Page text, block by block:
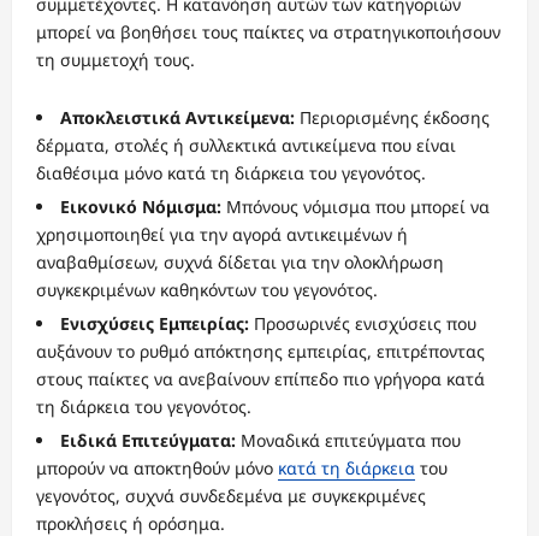
μπορεί να βοηθήσει τους παίκτες να στρατηγικοποιήσουν
τη συμμετοχή τους.
Αποκλειστικά Αντικείμενα: Περιορισμένης έκδοσης
δέρματα, στολές ή συλλεκτικά αντικείμενα που είναι
διαθέσιμα μόνο κατά τη διάρκεια του γεγονότος.
Εικονικό Νόμισμα: Μπόνους νόμισμα που μπορεί να
χρησιμοποιηθεί για την αγορά αντικειμένων ή
αναβαθμίσεων, συχνά δίδεται για την ολοκλήρωση
συγκεκριμένων καθηκόντων του γεγονότος.
Ενισχύσεις Εμπειρίας: Προσωρινές ενισχύσεις που
αυξάνουν το ρυθμό απόκτησης εμπειρίας, επιτρέποντας
στους παίκτες να ανεβαίνουν επίπεδο πιο γρήγορα κατά
τη διάρκεια του γεγονότος.
Ειδικά Επιτεύγματα: Μοναδικά επιτεύγματα που
μπορούν να αποκτηθούν μόνο κατά τη διάρκεια του
γεγονότος, συχνά συνδεδεμένα με συγκεκριμένες
προκλήσεις ή ορόσημα.